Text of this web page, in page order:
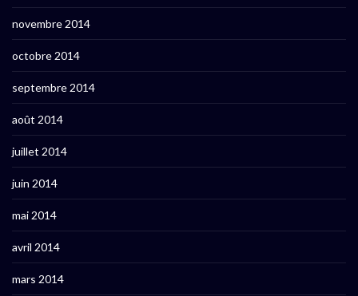
novembre 2014
octobre 2014
septembre 2014
août 2014
juillet 2014
juin 2014
mai 2014
avril 2014
mars 2014